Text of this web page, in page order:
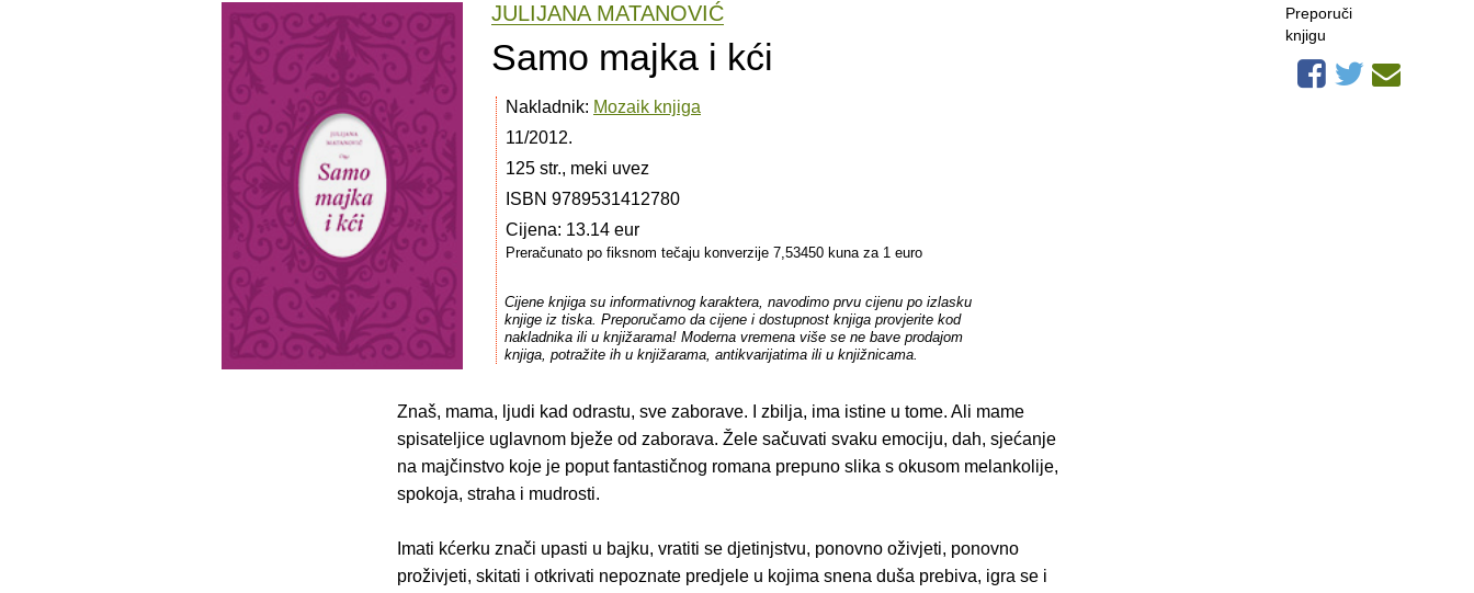
JULIJANA MATANOVIĆ
Samo majka i kći
Nakladnik: Mozaik knjiga
11/2012.
125 str., meki uvez
ISBN 9789531412780
Cijena: 13.14 eur
Preračunato po fiksnom tečaju konverzije 7,53450 kuna za 1 euro
Cijene knjiga su informativnog karaktera, navodimo prvu cijenu po izlasku
knjige iz tiska. Preporučamo da cijene i dostupnost knjiga provjerite kod
nakladnika ili u knjižarama! Moderna vremena više se ne bave prodajom
knjiga, potražite ih u knjižarama, antikvarijatima ili u knjižnicama.
Znaš, mama, ljudi kad odrastu, sve zaborave. I zbilja, ima istine u tome. Ali mame
spisateljice uglavnom bježe od zaborava. Žele sačuvati svaku emociju, dah, sjećanje
na majčinstvo koje je poput fantastičnog romana prepuno slika s okusom melankolije,
spokoja, straha i mudrosti.
Imati kćerku znači upasti u bajku, vratiti se djetinjstvu, ponovno oživjeti, ponovno
proživjeti, skitati i otkrivati nepoznate predjele u kojima snena duša prebiva, igra se i
Preporuči
knjigu